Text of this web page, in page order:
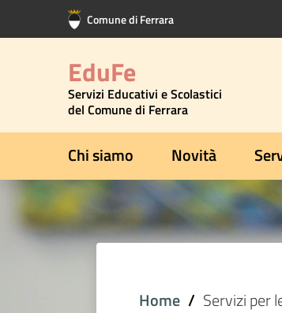
Vai al contenuto principale
Vai al footer Comune di Ferrara
EduFe
Servizi Educativi e Scolastici
del Comune di Ferrara
Chi siamo Novità
Home Servizi per